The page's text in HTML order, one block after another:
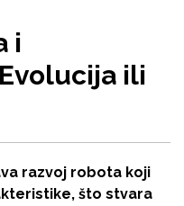
i
ili
razvoj robota koji
što stvara